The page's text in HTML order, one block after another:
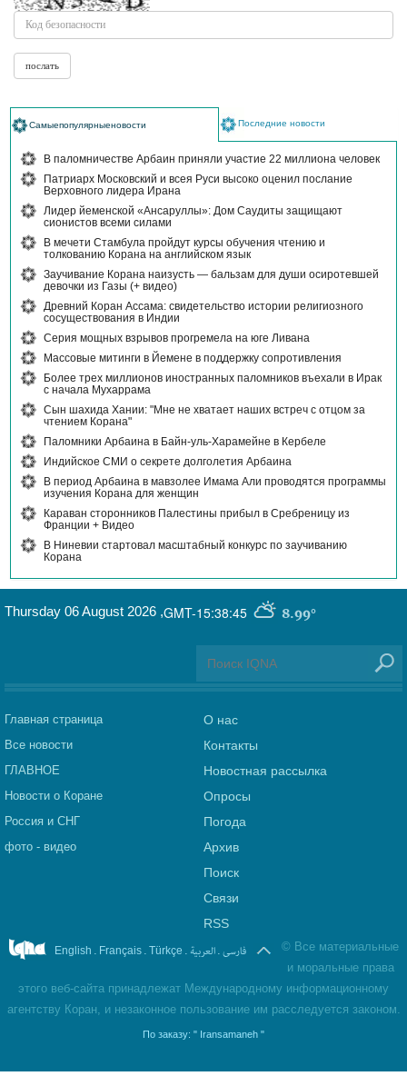
Самыепопулярныеновости Последние новости
В паломничестве Арбаин приняли участие 22 миллиона человек
Патриарх Московский и всея Руси высоко оценил послание
Верховного лидера Ирана
Лидер йеменской «Ансаруллы»: Дом Саудиты защищают
сионистов всеми силами
В мечети Стамбула пройдут курсы обучения чтению и
толкованию Корана на английском язык
Заучивание Корана наизусть — бальзам для души осиротевшей
девочки из Газы (+ видео)
Древний Коран Ассама: свидетельство истории религиозного
сосуществования в Индии
Серия мощных взрывов прогремела на юге Ливана
Массовые митинги в Йемене в поддержку сопротивления
Более трех миллионов иностранных паломников въехали в Ирак
с начала Мухаррама
Сын шахида Хании: "Мне не хватает наших встреч с отцом за
чтением Корана"
Паломники Арбаина в Байн-уль-Харамейне в Кербеле
Индийское СМИ о секрете долголетия Арбаина
В период Арбаина в мавзолее Имама Али проводятся программы
изучения Корана для женщин
Караван сторонников Палестины прибыл в Сребреницу из
Франции + Видео
В Ниневии стартовал масштабный конкурс по заучиванию
Корана
GMT-15:38:45 8.99°
Thursday 06 August 2026 ,
Главная страница
Все новости
ГЛАВНОЕ
Новости о Коране
Россия и СНГ
фото - видео
О нас
Контакты
Новостная рассылка
Опросы
Погода
Архив
Поиск
Связи
RSS
English . Français . Türkçe . العربیة . فارسی © Все материальные
и моральные права
этого веб-сайта принадлежат Международному информационному
агентству Коран, и незаконное пользование им расследуется законом.
По заказу: " Iransamaneh "